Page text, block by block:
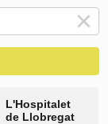
L'Hospitalet
de Llobregat